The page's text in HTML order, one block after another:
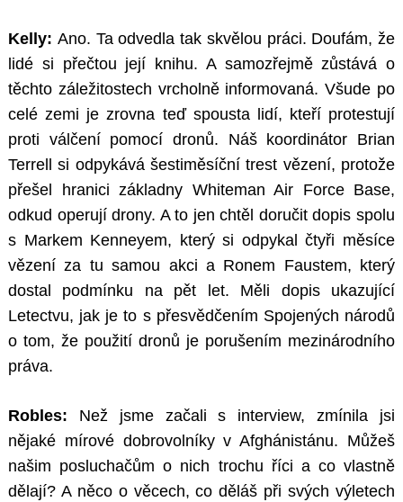
Kelly: Ano. Ta odvedla tak skvělou práci. Doufám, že
lidé si přečtou její knihu. A samozřejmě zůstává o
těchto záležitostech vrcholně informovaná. Všude po
celé zemi je zrovna teď spousta lidí, kteří protestují
proti válčení pomocí dronů. Náš koordinátor Brian
Terrell si odpykává šestiměsíční trest vězení, protože
přešel hranici základny Whiteman Air Force Base,
odkud operují drony. A to jen chtěl doručit dopis spolu
s Markem Kenneyem, který si odpykal čtyři měsíce
vězení za tu samou akci a Ronem Faustem, který
dostal podmínku na pět let. Měli dopis ukazující
Letectvu, jak je to s přesvědčením Spojených národů
o tom, že použití dronů je porušením mezinárodního
práva.
Robles: Než jsme začali s interview, zmínila jsi
nějaké mírové dobrovolníky v Afghánistánu. Můžeš
našim posluchačům o nich trochu říci a co vlastně
dělají? A něco o věcech, co děláš při svých výletech